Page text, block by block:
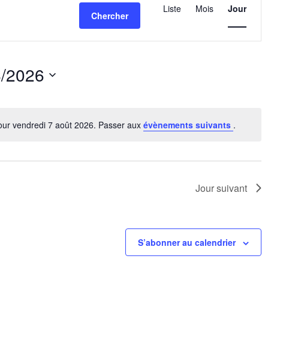
Notice
vendredi 7 août 2026. Passer auxévènements suivants .
Chercher
de
Liste Mois Jour
2026
Jour suivant
S’abonner au calendrier